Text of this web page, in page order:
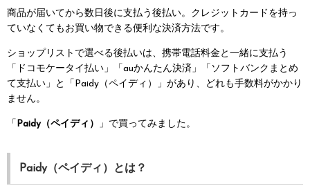
商品が届いてから数日後に支払う後払い。クレジットカードを持っ
ていなくてもお買い物できる便利な決済方法です。
ショップリストで選べる後払いは、携帯電話料金と一緒に支払う
「ドコモケータイ払い」「auかんたん決済」「ソフトバンクまとめ
て支払い」と「Paidy（ペイディ）」があり、どれも手数料がかかり
ません。
「 Paidy（ペイディ） 」で買ってみました。
Paidy（ペイディ）とは？